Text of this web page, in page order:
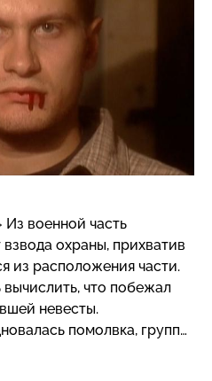
охраны, прихватив
из расположения части.
что побежал
невесты.
помолвка, группе
опасного беглеца.